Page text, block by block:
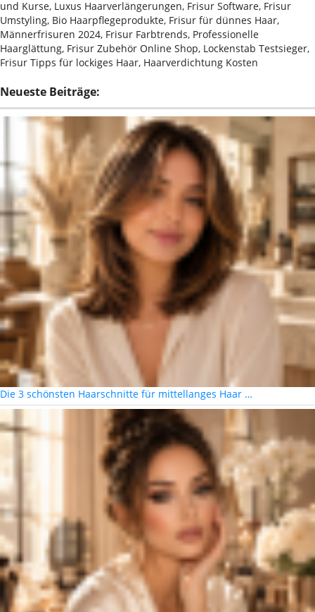
und Kurse, Luxus Haarverlängerungen, Frisur Software, Frisur
Umstyling, Bio Haarpflegeprodukte, Frisur für dünnes Haar,
Männerfrisuren 2024, Frisur Farbtrends, Professionelle
Haarglättung, Frisur Zubehör Online Shop, Lockenstab Testsieger,
Frisur Tipps für lockiges Haar, Haarverdichtung Kosten
Neueste Beiträge:
Die 3 schönsten Haarschnitte für mittellanges Haar …